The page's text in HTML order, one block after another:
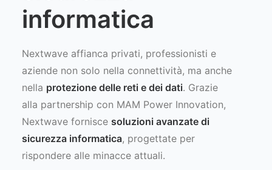
informatica
Nextwave affianca privati, professionisti e
aziende non solo nella connettività, ma anche
nella protezione delle reti e dei dati. Grazie
alla partnership con MAM Power Innovation,
Nextwave fornisce soluzioni avanzate di
sicurezza informatica, progettate per
rispondere alle minacce attuali.